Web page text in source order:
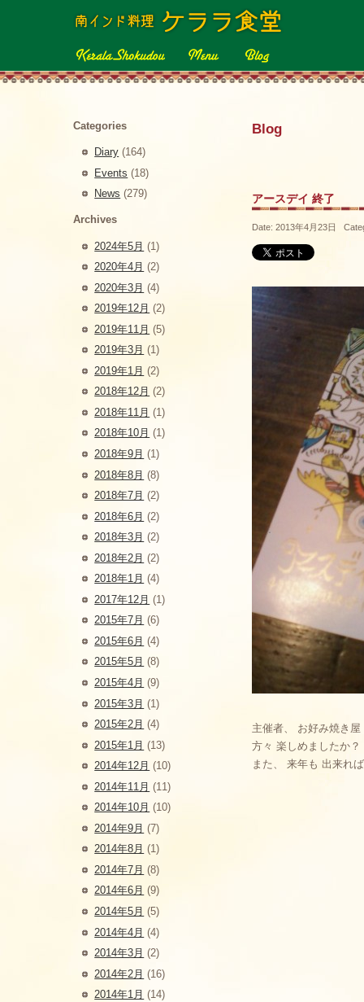
Blog
アースデイ 終了
Date: 2013年4月23日
主催者、 お好み焼き
方々 楽しめましたか？
また、 来年も 出来れ
Categories
Diary (164)
Events (18)
News (279)
Archives
2024年5月 (1)
2020年4月 (2)
2020年3月 (4)
2019年12月 (2)
2019年11月 (5)
2019年3月 (1)
2019年1月 (2)
2018年12月 (2)
2018年11月 (1)
2018年10月 (1)
2018年9月 (1)
2018年8月 (8)
2018年7月 (2)
2018年6月 (2)
2018年3月 (2)
2018年2月 (2)
2018年1月 (4)
2017年12月 (1)
2015年7月 (6)
2015年6月 (4)
2015年5月 (8)
2015年4月 (9)
2015年3月 (1)
2015年2月 (4)
2015年1月 (13)
2014年12月 (10)
2014年11月 (11)
2014年10月 (10)
2014年9月 (7)
2014年8月 (1)
2014年7月 (8)
2014年6月 (9)
2014年5月 (5)
2014年4月 (4)
2014年3月 (2)
2014年2月 (16)
2014年1月 (14)